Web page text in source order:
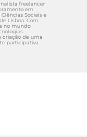
freelancer
em
Sociais e
Lisboa. Com
no mundo
criação de uma
participativa.